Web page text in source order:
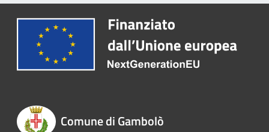
Comune di Gambolò